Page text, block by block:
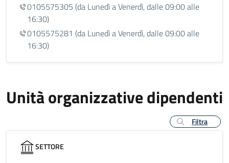
0105575305 (da Lunedì a Venerdì, dalle 09:00 alle
16:30)
0105575281 (da Lunedì a Venerdì, dalle 09:00 alle
16:30)
Unità organizzative dipendenti
Filtra
SETTORE